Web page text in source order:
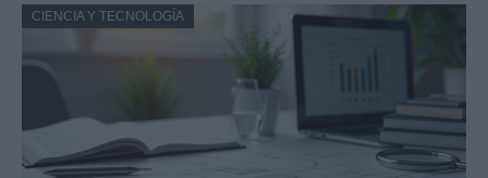
CIENCIA Y TECNOLOGÍA